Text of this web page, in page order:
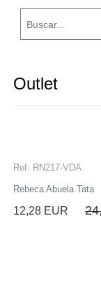
Outlet
Ref: RN217-VDA
Rebeca Abuela Tata
12,28 EUR